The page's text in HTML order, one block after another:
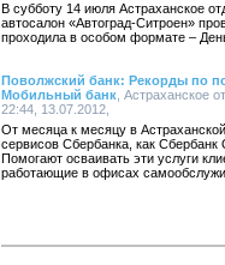
В субботу 14 июля Астраханское
автосалон «Автоград-Ситроен»
проходила в особом формате –
Поволжский банк: Рекорды по
Мобильный банк , Астраханское
22:44, 13.07.2012,
От месяца к месяцу в
сервисов Сбербанка, как
Помогают осваивать эти услуги
работающие в офисах